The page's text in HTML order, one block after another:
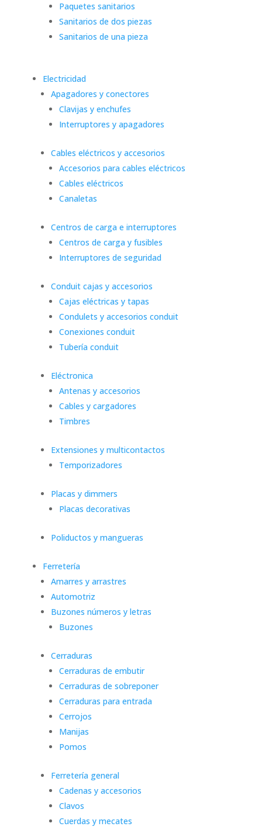
Paquetes sanitarios
Sanitarios de dos piezas
Sanitarios de una pieza
Electricidad
Apagadores y conectores
Clavijas y enchufes
Interruptores y apagadores
Cables eléctricos y accesorios
Accesorios para cables eléctricos
Cables eléctricos
Canaletas
Centros de carga e interruptores
Centros de carga y fusibles
Interruptores de seguridad
Conduit cajas y accesorios
Cajas eléctricas y tapas
Condulets y accesorios conduit
Conexiones conduit
Tubería conduit
Eléctronica
Antenas y accesorios
Cables y cargadores
Timbres
Extensiones y multicontactos
Temporizadores
Placas y dimmers
Placas decorativas
Poliductos y mangueras
Ferretería
Amarres y arrastres
Automotriz
Buzones números y letras
Buzones
Cerraduras
Cerraduras de embutir
Cerraduras de sobreponer
Cerraduras para entrada
Cerrojos
Manijas
Pomos
Ferretería general
Cadenas y accesorios
Clavos
Cuerdas y mecates